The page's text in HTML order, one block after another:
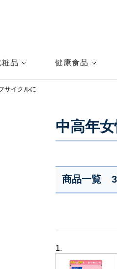
粧品 健康食品
サイクルに
中高年
商品一覧 3